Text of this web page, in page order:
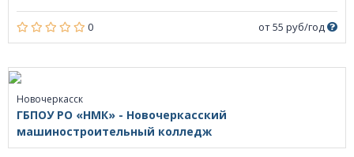
0 от 55 руб/год
Новочеркасск
ГБПОУ РО «НМК» - Новочеркасский
машиностроительный колледж